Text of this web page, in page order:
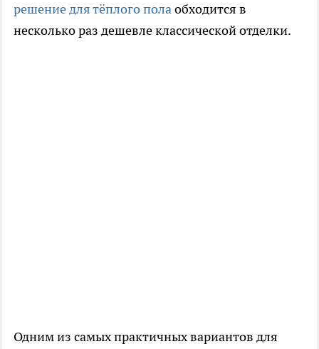
решение для тёплого полаобходится в
несколько раз дешевле классической отделки.
Одним из самых практичных вариантов для